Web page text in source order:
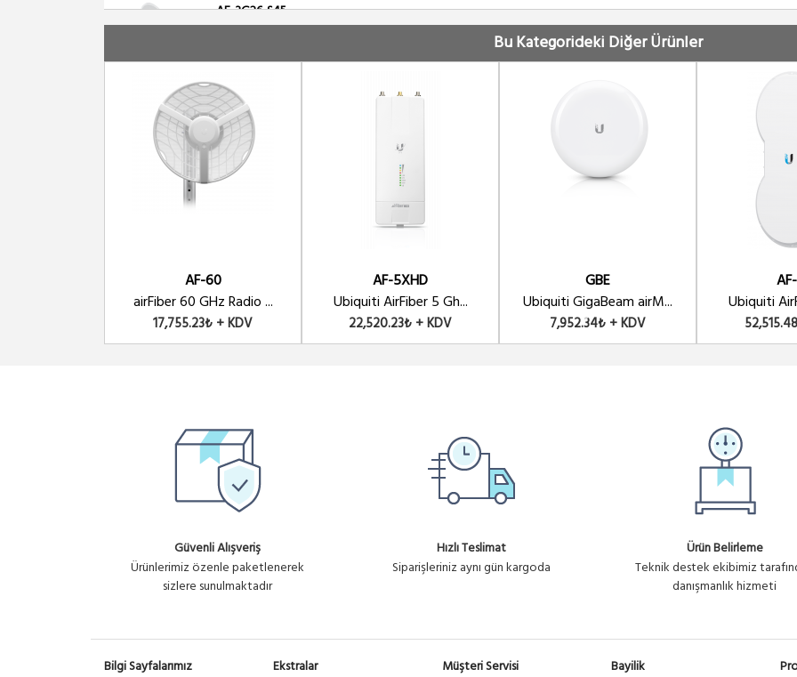
AF-3G26-S45
Ubiquiti AirFiber 3 Ghz - 26 dBi - Dish Anten Slant 45
Ürün No :
Ubiquiti AirFiber 5 Ghz - 23 dBi - Dish Anten Slant 45
Ürün No :
AF-5G30-S45
Ubiquiti AirFiber 5 Ghz - 30 dBi - Dish Anten Slant 45
Ürün No :
Ubiquiti AirFiber 5 Ghz - 34 dBi - Dish Anten Slant 45
Ürün No :
AF-5XHD
Ubiquiti AirFiber 5 Ghz 5XHD Series PTP BACKHAUL
Ürün No :
Bu Kategorideki Diğer Ürünler
AF-60
airFiber 60 GHz Radio ...
17,755.23₺ + KDV
AF-5XHD
Ubiquiti AirFiber 5 Gh...
22,520.23₺ + KDV
GBE
Ubiquiti GigaBeam airM...
7,952.34₺ + KDV
Ubiquiti
Güvenli Alışveriş
Ürünlerimiz özenle paketlenerek
sizlere sunulmaktadır
Hızlı Teslimat
Siparişleriniz aynı gün kargoda
Ürün Belirleme
Teknik destek ekibimiz
danışmanlık hizmeti
Bilgi Sayfalarımız Ekstralar Müşteri Servisi Bayilik